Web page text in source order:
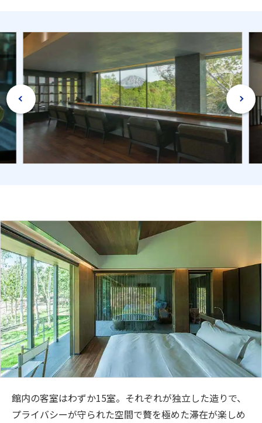
館内の客室はわずか15室。それぞれが独立した造りで、
プライバシーが守られた空間で贅を極めた滞在が楽しめ